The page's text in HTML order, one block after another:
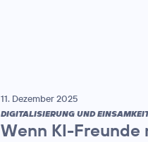
11. Dezember 2025
DIGITALISIERUNG UND
Wenn KI-Freunde